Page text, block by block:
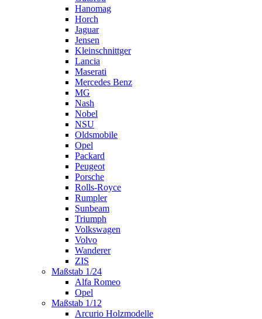
Hanomag
Horch
Jaguar
Jensen
Kleinschnittger
Lancia
Maserati
Mercedes Benz
MG
Nash
Nobel
NSU
Oldsmobile
Opel
Packard
Peugeot
Porsche
Rolls-Royce
Rumpler
Sunbeam
Triumph
Volkswagen
Volvo
Wanderer
ZIS
Maßstab 1/24
Alfa Romeo
Opel
Maßstab 1/12
Arcurio Holzmodelle